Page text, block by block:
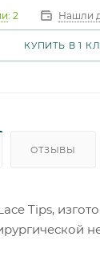
: 2 Нашли
КУПИТЬ В 1
ОТЗЫВЫ
Tips,